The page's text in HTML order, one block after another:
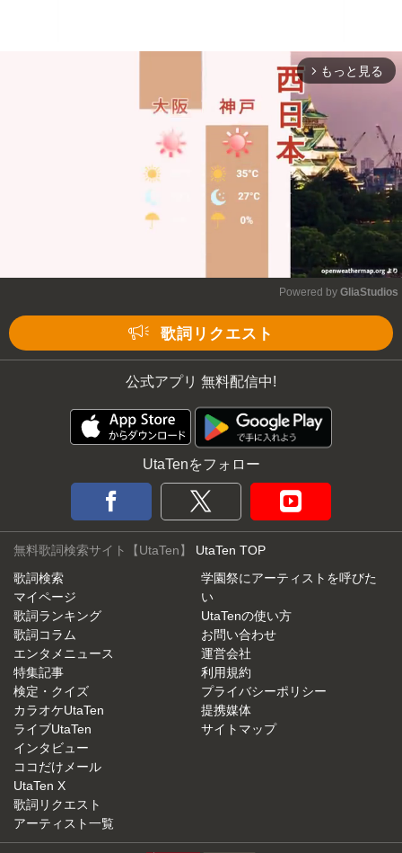
arrow_forward_ios もっと見る
Powered by GliaStudios
歌詞リクエスト
公式アプリ 無料配信中!
UtaTenをフォロー
無料歌詞検索サイト【UtaTen】 UtaTen TOP
歌詞検索
マイページ
歌詞ランキング
歌詞コラム
エンタメニュース
特集記事
検定・クイズ
カラオケUtaTen
ライブUtaTen
インタビュー
ココだけメール
UtaTen X
歌詞リクエスト
アーティスト一覧
学園祭にアーティストを呼びた
い
UtaTenの使い方
お問い合わせ
運営会社
利用規約
プライバシーポリシー
提携媒体
サイトマップ